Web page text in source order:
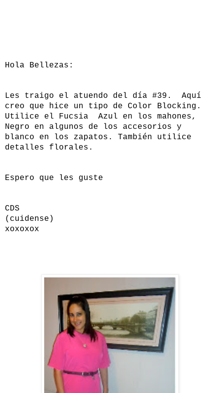
Hola Bellezas:
Les traigo el atuendo del día #39. Aquí
creo que hice un tipo de Color Blocking.
Utilice el Fucsia Azul en los mahones,
Negro en algunos de los accesorios y
blanco en los zapatos. También utilice
detalles florales.
Espero que les guste
CDS
(cuidense)
xoxoxox